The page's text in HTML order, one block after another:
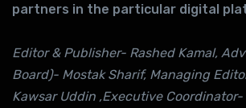
partners in the particular digital
Editor & Publisher- Rashed Kamal,
Board)- Mostak Sharif, Managing
Kawsar Uddin ,Executive Coordinator-